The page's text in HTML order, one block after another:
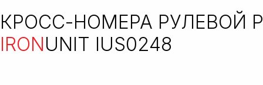
КРОСС-НОМЕРА РУЛЕВОЙ
IRONUNIT IUS0248